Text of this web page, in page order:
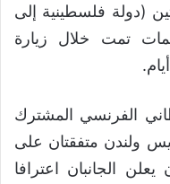
(دولة فلسطينية إلى
تمت خلال زيارة
الفرنسي المشترك
ولندن متفقتان على
الجانبان اعترافا